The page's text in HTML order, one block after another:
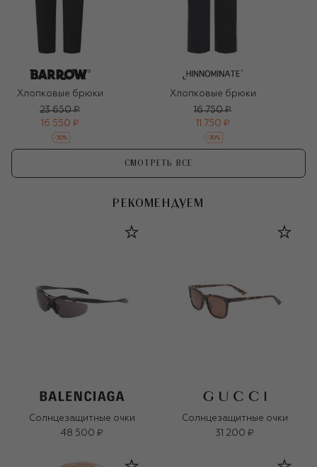
Хлопковые брюки
23 650 ₽
16 550 ₽
-30%
Хлопковые брюки
16 750 ₽
11 750 ₽
-30%
СМОТРЕТЬ ВСЕ
РЕКОМЕНДУЕМ
Солнцезащитные очки
48 500 ₽
Солнцезащитные очки
31 200 ₽